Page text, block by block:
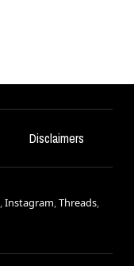
Disclaimers
,Instagram,Threads,